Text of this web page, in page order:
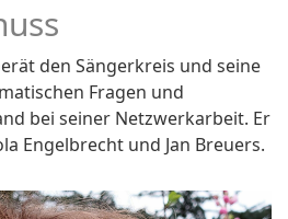
den Sängerkreis und seine
Fragen und
bei seiner Netzwerkarbeit. Er
Engelbrecht und Jan Breuers.